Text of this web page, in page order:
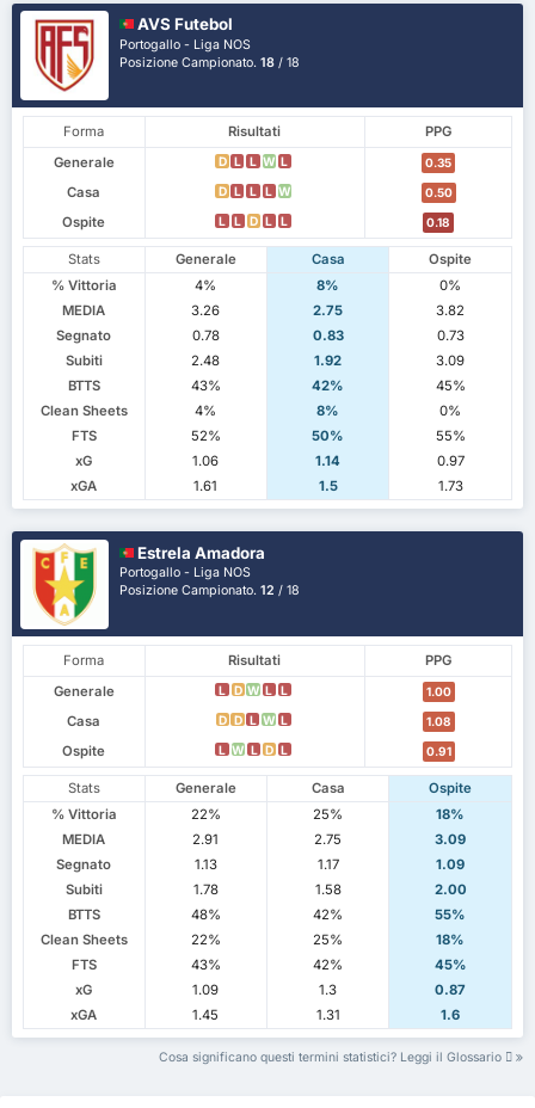
AVS Futebol
Portogallo - Liga NOS
Posizione Campionato.18 / 18
Forma Risultati
PPG
Generale
D L L W L 0.35
Casa D L L L W 0.50
Ospite L L D L L 0.18
Stats Generale Casa
Ospite
% Vittoria
4% 8%
0%
MEDIA
3.26 2.75
3.82
Segnato
0.78 0.83
0.73
Subiti
2.48 1.92
3.09
BTTS
43% 42%
45%
Clean Sheets
4% 8%
0%
FTS
52% 50%
55%
xG
1.06 1.14
0.97
xGA
1.61 1.5 1.73
Estrela Amadora
Portogallo - Liga NOS
Posizione Campionato.12 / 18
Forma Risultati
PPG
Generale
L D W L L 1.00
Casa D D L W L 1.08
Ospite L W L D L 0.91
Stats Generale Casa
Ospite
% Vittoria
22% 25%
18%
MEDIA
2.91 2.75
3.09
Segnato
1.13 1.17
1.09
Subiti
1.78 1.58
2.00
BTTS
48% 42%
55%
Clean Sheets
22% 25%
18%
FTS
43% 42%
45%
xG
1.09 1.3
0.87
xGA
1.45 1.31 1.6
Cosa significano questi termini statistici? Leggi il Glossario